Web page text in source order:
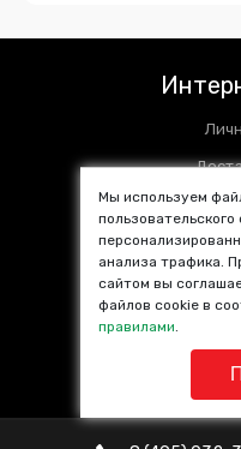
Мы используем
анализа трафика.
сайтом вы
файлов cookie в
правилами.